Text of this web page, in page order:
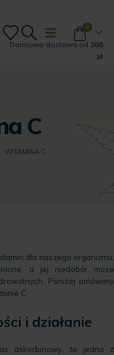
0
Darmowa dostawa od 200
zł
C
WITAMINA C
dla naszego organizmu.
a jej niedobór może
Poniżej omówimy
C.
i działanie
askorbinowy, to jedna z